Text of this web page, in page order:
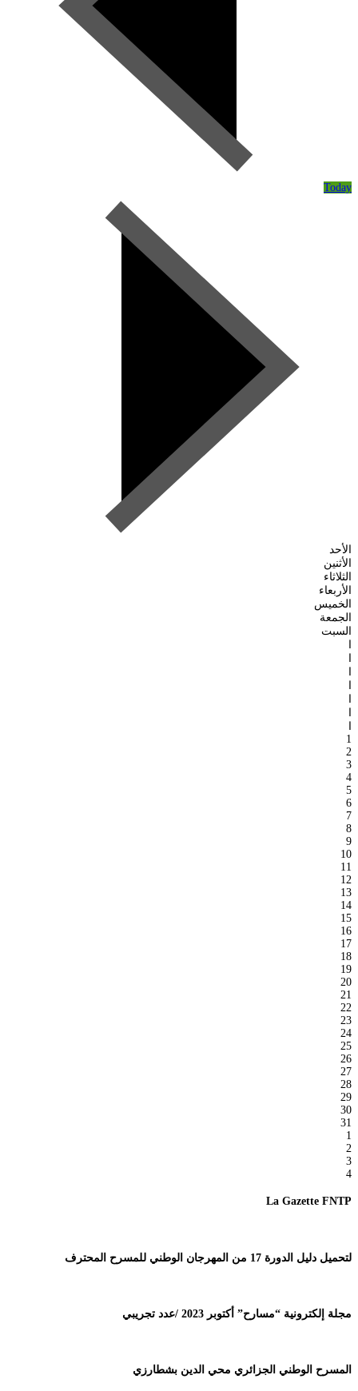
Today
الأحد
الأثنين
الثلاثاء
الأربعاء
الخميس
الجمعة
السبت
1
2
3
4
5
6
7
8
9
10
11
12
13
14
15
16
17
18
19
20
21
22
23
24
25
26
27
28
29
30
31
1
2
3
4
La Gazette FNTP
لتحميل دليل الدورة 17 من المهرجان الوطني للمسرح المحترف
مجلة إلكترونية “مسارح” أكتوبر 2023 /عدد تجريبي
المسرح الوطني الجزائري محي الدين بشطارزي